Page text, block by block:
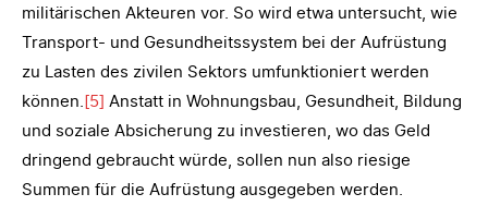
militärischen Akteuren vor. So wird etwa untersucht, wie
Transport- und Gesundheitssystem bei der Aufrüstung
zu Lasten des zivilen Sektors umfunktioniert werden
können. [5] Anstatt in Wohnungsbau, Gesundheit, Bildung
und soziale Absicherung zu investieren, wo das Geld
dringend gebraucht würde, sollen nun also riesige
Summen für die Aufrüstung ausgegeben werden.